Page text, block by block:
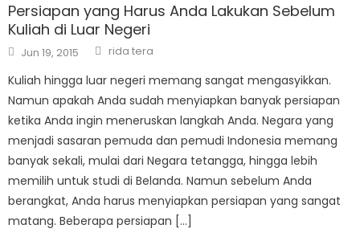
Persiapan yang Harus Anda Lakukan Sebelum
Kuliah di Luar Negeri
Posted
on
Jun 19, 2015 Author
rida tera
Kuliah hingga luar negeri memang sangat mengasyikkan.
Namun apakah Anda sudah menyiapkan banyak persiapan
ketika Anda ingin meneruskan langkah Anda. Negara yang
menjadi sasaran pemuda dan pemudi Indonesia memang
banyak sekali, mulai dari Negara tetangga, hingga lebih
memilih untuk studi di Belanda. Namun sebelum Anda
berangkat, Anda harus menyiapkan persiapan yang sangat
matang. Beberapa persiapan […]